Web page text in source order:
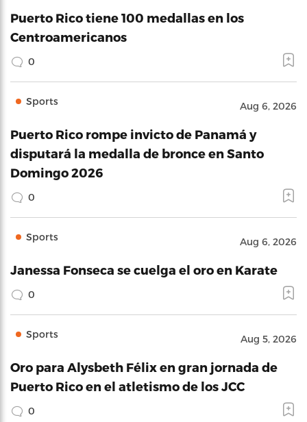
Puerto Rico tiene 100 medallas en los
Centroamericanos
0
Sports Aug 6, 2026
Puerto Rico rompe invicto de Panamá y
disputará la medalla de bronce en Santo
Domingo 2026
0
Sports Aug 6, 2026
Janessa Fonseca se cuelga el oro en Karate
0
Sports Aug 5, 2026
Oro para Alysbeth Félix en gran jornada de
Puerto Rico en el atletismo de los JCC
0